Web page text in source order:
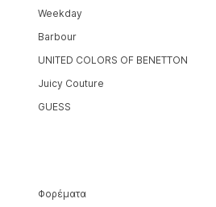
Weekday
Barbour
UNITED COLORS OF BENETTON
Juicy Couture
GUESS
Φορέματα